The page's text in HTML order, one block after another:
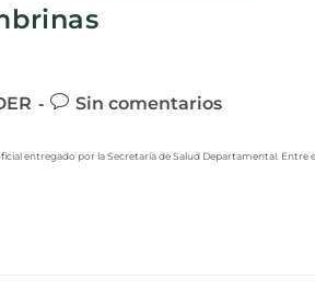
Sin comentarios
entregado por la Secretaría de Salud Departamental. Entre